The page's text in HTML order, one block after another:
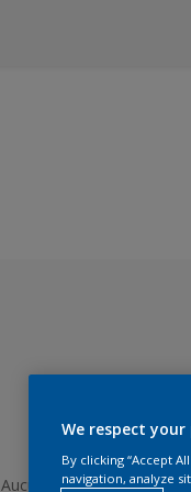
Aucune couleur
We respect your
By clicking “Accept
navigation, analyze